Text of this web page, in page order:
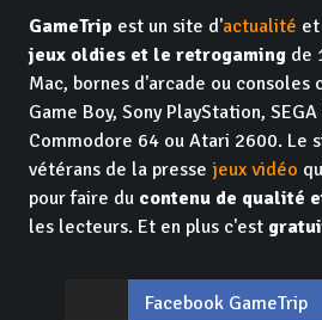
GameTrip est un site d'actualité
jeux oldies et le retrogaming de
Mac, bornes d'arcade ou consoles
Game Boy, Sony PlayStation,
Commodore 64 ou Atari 2600. Le
vétérans de la presse jeux vidéo
pour faire du contenu de qualité
les lecteurs. Et en plus c'est
Facebook GameTrip